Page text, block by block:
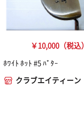
￥10,000（税込）
ﾎﾜｲﾄ ﾎｯﾄ #5 ﾊﾟﾀｰ
クラブエイティーン